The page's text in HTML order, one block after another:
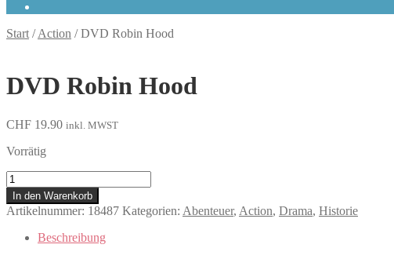
Start /Action /DVD Robin Hood
DVD Robin Hood
CHF 19.90 inkl. MWST
Vorrätig
Robin
Hood
Menge
In den Warenkorb
Artikelnummer: 18487 Kategorien: Abenteuer, Action, Drama, Historie
Beschreibung